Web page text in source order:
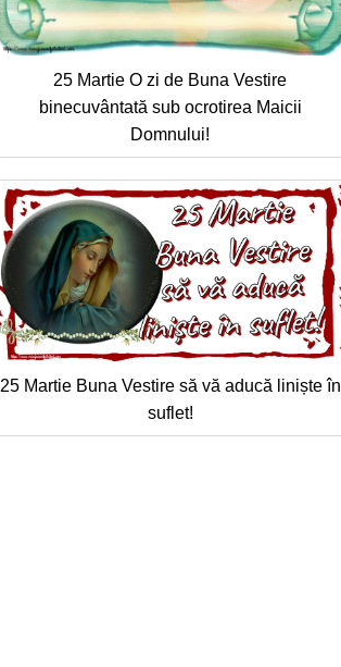
25 Martie O zi de Buna Vestire
binecuvântată sub ocrotirea Maicii
Domnului!
25 Martie Buna Vestire să vă aducă liniște în
suflet!